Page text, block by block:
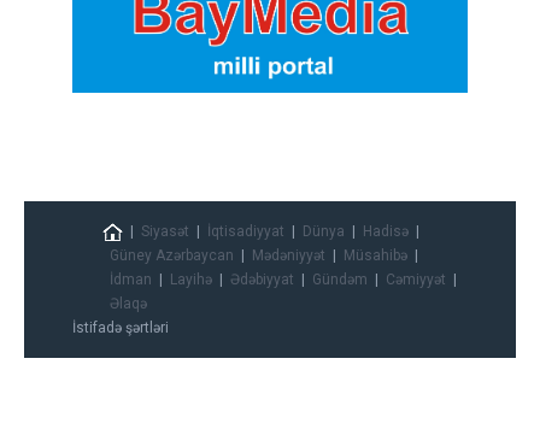
Siyasət İqtisadiyyat Dünya
Hadisə
Güney Azərbaycan
Mədəniyyət
Müsahibə
İdman
Layihə Ədəbiyyat Gündəm
Cəmiyyət
Əlaqə
İstifadə şərtləri